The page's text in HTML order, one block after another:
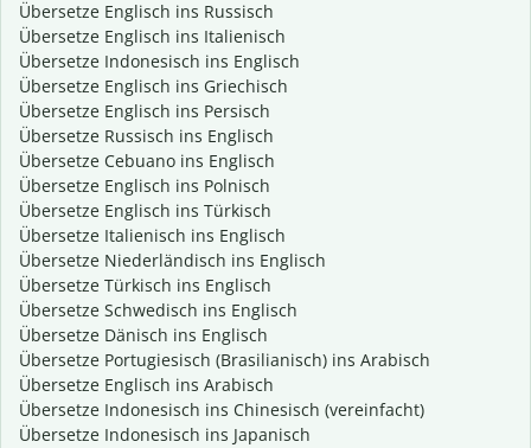
Übersetze Englisch ins Russisch
Übersetze Englisch ins Italienisch
Übersetze Indonesisch ins Englisch
Übersetze Englisch ins Griechisch
Übersetze Englisch ins Persisch
Übersetze Russisch ins Englisch
Übersetze Cebuano ins Englisch
Übersetze Englisch ins Polnisch
Übersetze Englisch ins Türkisch
Übersetze Italienisch ins Englisch
Übersetze Niederländisch ins Englisch
Übersetze Türkisch ins Englisch
Übersetze Schwedisch ins Englisch
Übersetze Dänisch ins Englisch
Übersetze Portugiesisch (Brasilianisch) ins Arabisch
Übersetze Englisch ins Arabisch
Übersetze Indonesisch ins Chinesisch (vereinfacht)
Übersetze Indonesisch ins Japanisch